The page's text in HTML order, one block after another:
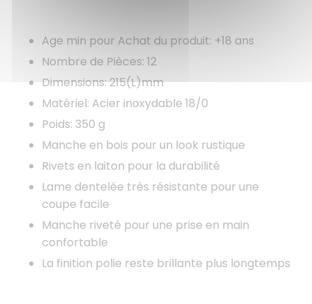
Age min pour Achat du produit: +18 ans
Nombre de Pièces: 12
Dimensions: 215(L)mm
Matériel: Acier inoxydable 18/0
Poids: 350 g
Manche en bois pour un look rustique
Rivets en laiton pour la durabilité
Lame dentelée très résistante pour une
coupe facile
Manche riveté pour une prise en main
confortable
La finition polie reste brillante plus longtemps